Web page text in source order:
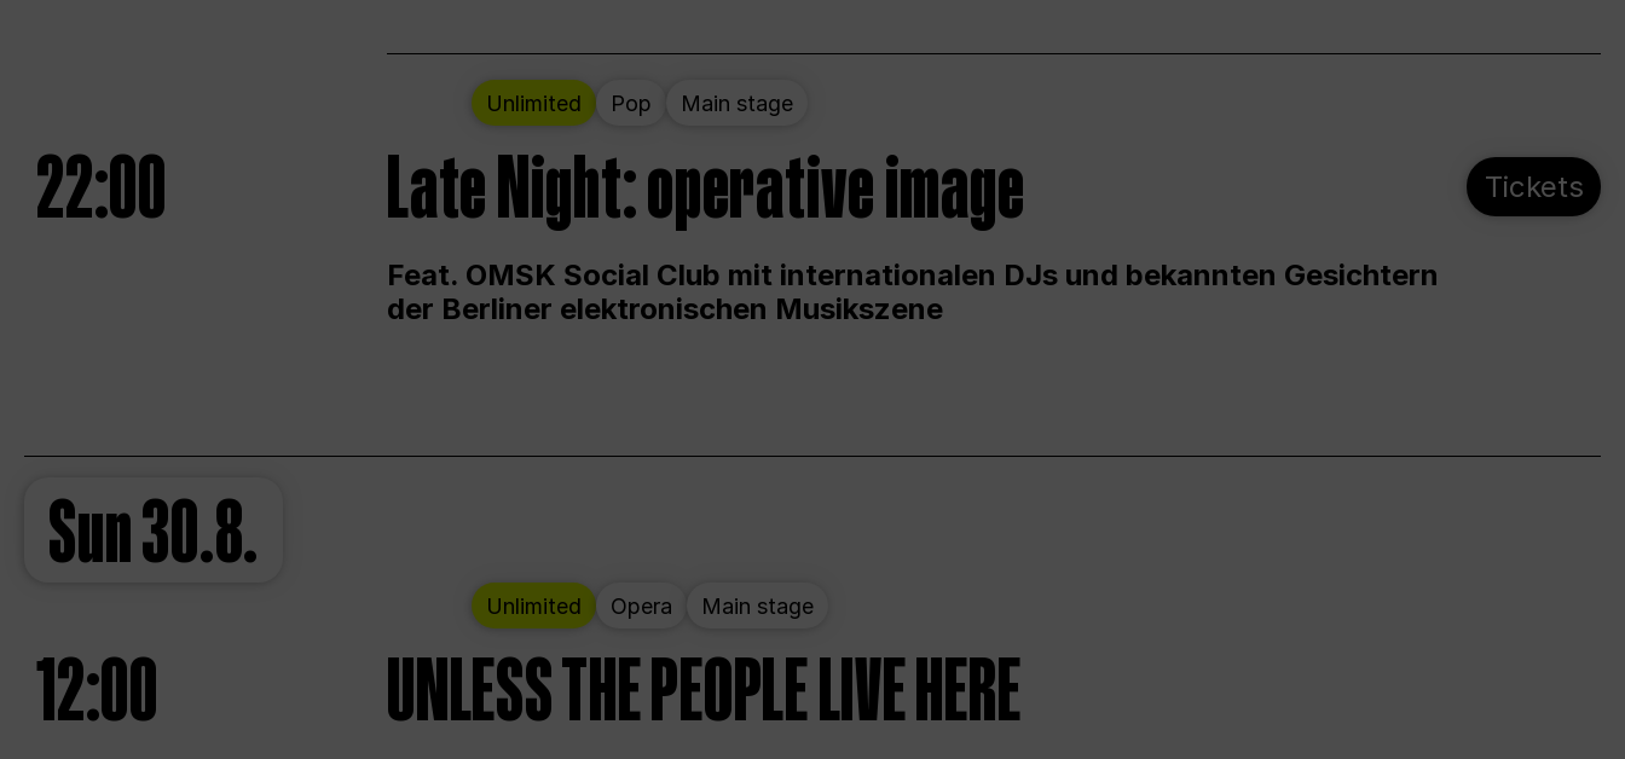
Unlimited Pop Main stage
22:00 Late Night: operative image
Feat. OMSK Social Club mit internationalen DJs und bekannten Gesichtern
der Berliner elektronischen Musikszene
Tickets
Sun30.8.
Unlimited Opera Main stage
12:00 UNLESS THE PEOPLE LIVE HERE